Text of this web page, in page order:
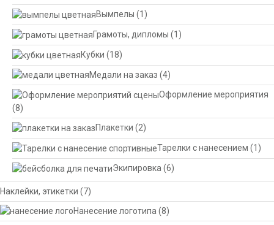
Вымпелы (1)
Грамоты, дипломы (1)
Кубки (18)
Медали на заказ (4)
Оформление мероприятия
(8)
Плакетки (2)
Тарелки с нанесением (1)
Экипировка (6)
Наклейки, этикетки (7)
Нанесение логотипа (8)